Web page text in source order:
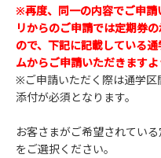
※再度、同一の内容でご申請
リからのご申請では定期券
ので、下記に記載している
ムからご申請いただきますよ
※ご申請いただく際は通学区
添付が必須となります。
お客さまがご希望されてい
をご選択ください。